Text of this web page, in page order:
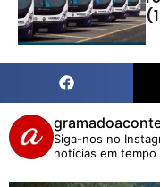
Siga-nos no
notícias em tempo